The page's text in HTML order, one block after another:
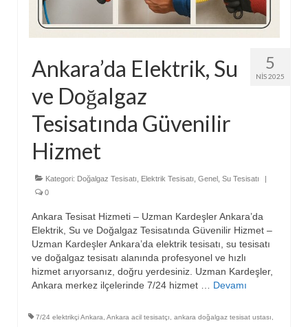
5
NIS 2025
Ankara’da Elektrik, Su
ve Doğalgaz
Tesisatında Güvenilir
Hizmet
Kategori: Doğalgaz Tesisatı Elektrik Tesisatı Genel Su Tesisatı
|
0
Ankara Tesisat Hizmeti – Uzman Kardeşler Ankara’da
Elektrik, Su ve Doğalgaz Tesisatında Güvenilir Hizmet –
Uzman Kardeşler Ankara’da elektrik tesisatı, su tesisatı
ve doğalgaz tesisatı alanında profesyonel ve hızlı
hizmet arıyorsanız, doğru yerdesiniz. Uzman Kardeşler,
Ankara merkez ilçelerinde 7/24 hizmet … Devamı
7/24 elektrikçi Ankara Ankara acil tesisatçı ankara doğalgaz tesisat ustası